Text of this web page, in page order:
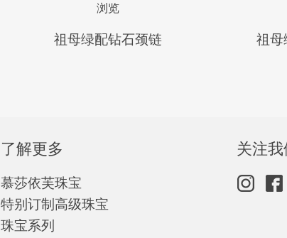
浏览
祖母绿配钻石颈链 祖母
了解更多
慕莎依芙珠宝
特别订制高级珠宝
珠宝系列
关注我